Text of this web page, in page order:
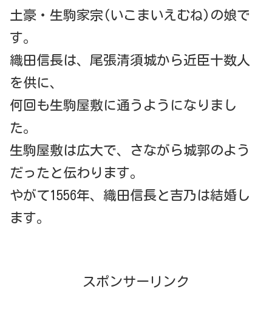
土豪・生駒家宗(いこまいえむね)の娘で
す。
織田信長は、尾張清須城から近臣十数人
を供に、
何回も生駒屋敷に通うようになりまし
た。
生駒屋敷は広大で、さながら城郭のよう
だったと伝わります。
やがて1556年、織田信長と吉乃は結婚し
ます。
スポンサーリンク